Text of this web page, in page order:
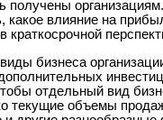
получены
какое влияние на
краткосрочной
бизнеса
отдельный вид
текущие объемы